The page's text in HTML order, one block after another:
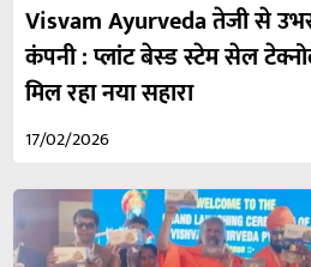
Visvam Ayurveda तेजी से
कंपनी : प्लांट बेस्ड स्टेम सेल
मिल रहा नया सहारा
17/02/2026